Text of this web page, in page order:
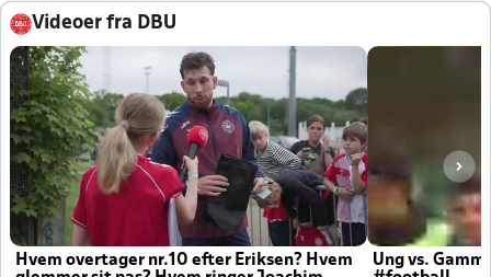
Videoer fra DBU
Hvem overtager nr.10 efter Eriksen? Hvem
Ung vs.